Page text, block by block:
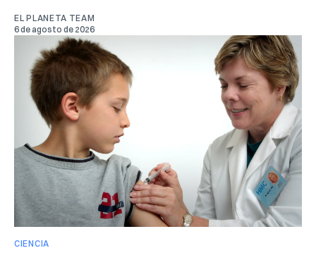
EL PLANETA TEAM
6 de agosto de 2026
CIENCIA